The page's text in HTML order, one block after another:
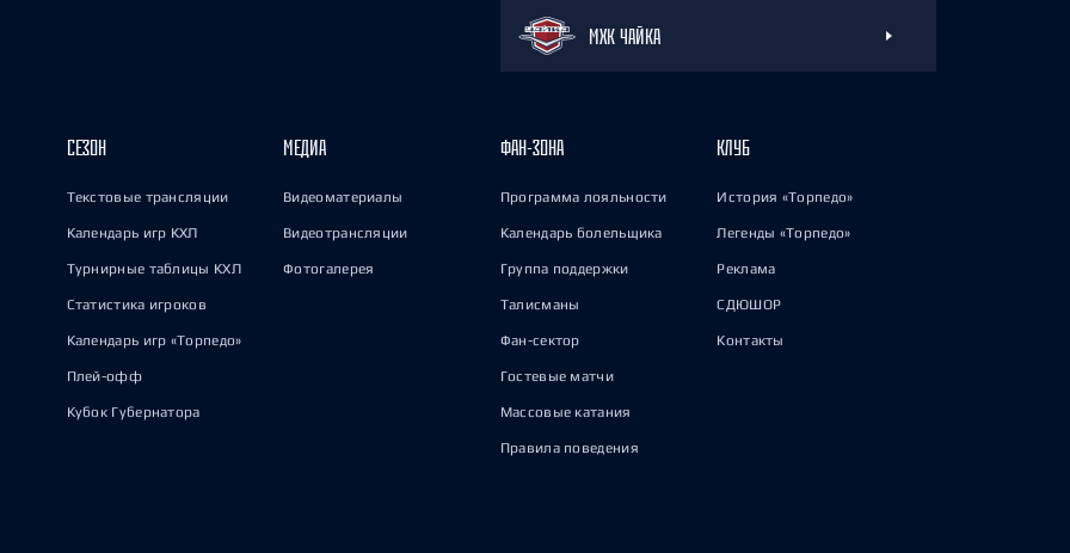
МХК ЧАЙКА
СЕЗОН
Текстовые трансляции
Календарь игр КХЛ
Турнирные таблицы КХЛ
Статистика игроков
Календарь игр «Торпедо»
Плей-офф
Кубок Губернатора
МЕДИА
Видеоматериалы
Видеотрансляции
Фотогалерея
ФАН-ЗОНА
Программа лояльности
Календарь болельщика
Группа поддержки
Талисманы
Фан-сектор
Гостевые матчи
Массовые катания
Правила поведения
КЛУБ
История «Торпедо»
Легенды «Торпедо»
Реклама
СДЮШОР
Контакты